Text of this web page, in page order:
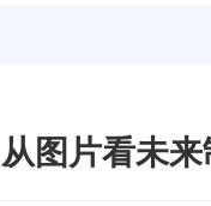
图片看未